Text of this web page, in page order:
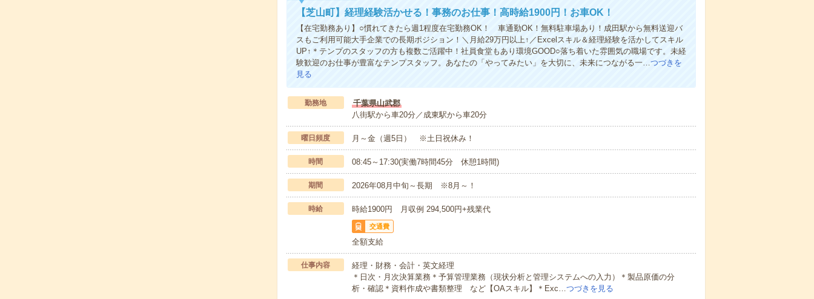
【芝山町】経理経験活かせる！事務のお仕事！高時給1900円！お車OK！
【在宅勤務あり】○慣れてきたら週1程度在宅勤務OK！ 車通勤OK！無料駐車場あり！成田駅から無料送迎バ
スもご利用可能大手企業での長期ポジション！＼月給29万円以上↑／Excelスキル＆経理経験を活かしてスキル
UP↑＊テンプのスタッフの方も複数ご活躍中！社員食堂もあり環境GOOD○落ち着いた雰囲気の職場です。未経
験歓迎のお仕事が豊富なテンプスタッフ。あなたの「やってみたい」を大切に、未来につながる一…つづきを
見る
勤務地
千葉県山武郡
八街駅から車20分／成東駅から車20分
曜日頻度 月～金（週5日） ※土日祝休み！
時間 08:45～17:30(実働7時間45分 休憩1時間)
期間 2026年08月中旬～長期 ※8月～！
時給 時給1900円 月収例 294,500円+残業代
交通費
全額支給
仕事内容
経理・財務・会計・英文経理
＊日次・月次決算業務＊予算管理業務（現状分析と管理システムへの入力）＊製品原価の分
析・確認＊資料作成や書類整理 など【OAスキル】＊Exc…つづきを見る